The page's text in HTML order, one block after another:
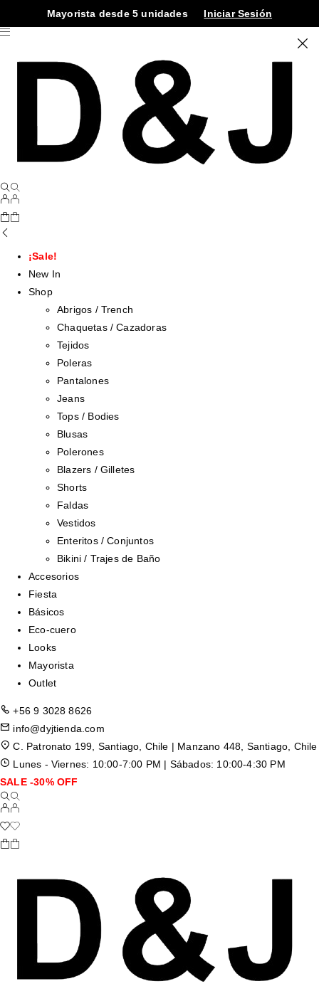
Mayorista desde 5 unidades Iniciar Sesión
¡Sale!
New In
Shop
Abrigos / Trench
Chaquetas / Cazadoras
Tejidos
Poleras
Pantalones
Jeans
Tops / Bodies
Blusas
Polerones
Blazers / Gilletes
Shorts
Faldas
Vestidos
Enteritos / Conjuntos
Bikini / Trajes de Baño
Accesorios
Fiesta
Básicos
Eco-cuero
Looks
Mayorista
Outlet
+56 9 3028 8626
info@dyjtienda.com
C. Patronato 199, Santiago, Chile | Manzano 448, Santiago, Chile
Lunes - Viernes: 10:00-7:00 PM | Sábados: 10:00-4:30 PM
SALE -30% OFF